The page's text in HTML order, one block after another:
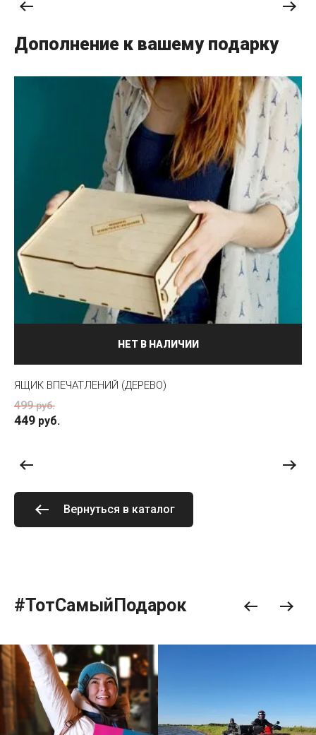
Дополнение к вашему подарку
НЕТ В НАЛИЧИИ
ЯЩИК ВПЕЧАТЛЕНИЙ (ДЕРЕВО)
499 руб.
449 руб.
Вернуться в каталог
#ТотСамыйПодарок